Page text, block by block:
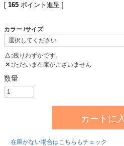
[ 165 ポイント進呈 ]
カラー サイズ
△ 残りわずかです。
✕ ただいま在庫がございません
カートに
在庫がない場合はこちらもチェック